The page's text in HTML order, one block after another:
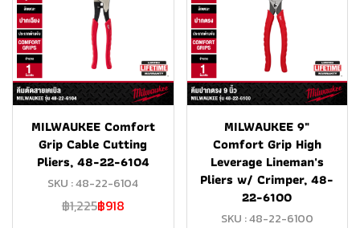
MILWAUKEE Comfort
Grip Cable Cutting
Pliers, 48-22-6104
SKU : 48-22-6104
฿1,225฿918
MILWAUKEE 9"
Comfort Grip High
Leverage Lineman's
Pliers w/ Crimper, 48-
22-6100
SKU : 48-22-6100